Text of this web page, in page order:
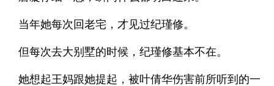
当年她每次回老宅，才见过纪瑾修。
但每次去大别墅的时候，纪瑾修基本不在。
她想起王妈跟她提起，被叶倩华伤害前所听到的一